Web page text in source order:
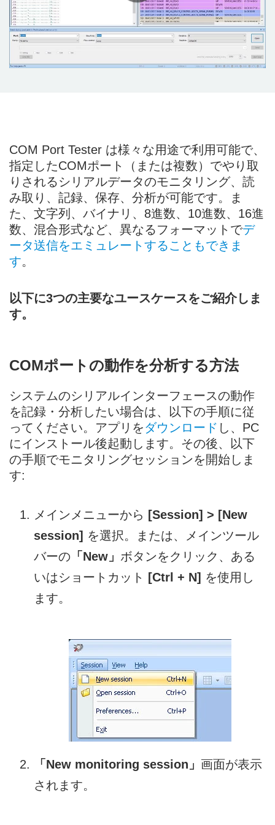
COM Port Tester は様々な用途で利用可能で、
指定したCOMポート（または複数）でやり取
りされるシリアルデータのモニタリング、読
み取り、記録、保存、分析が可能です。ま
た、文字列、バイナリ、8進数、10進数、16進
数、混合形式など、異なるフォーマットでデ
ータ送信をエミュレートすることもできま
す。
以下に3つの主要なユースケースをご紹介しま
す。
COMポートの動作を分析する方法
システムのシリアルインターフェースの動作
を記録・分析したい場合は、以下の手順に従
ってください。アプリをダウンロード し、PC
にインストール後起動します。その後、以下
の手順でモニタリングセッションを開始しま
す:
メインメニューから [Session] > [New
session] を選択。または、メインツール
バーの 「New」 ボタンをクリック、ある
いはショートカット
[Ctrl + N] を使用し
ます。
「New monitoring session」 画面が表示
されます。